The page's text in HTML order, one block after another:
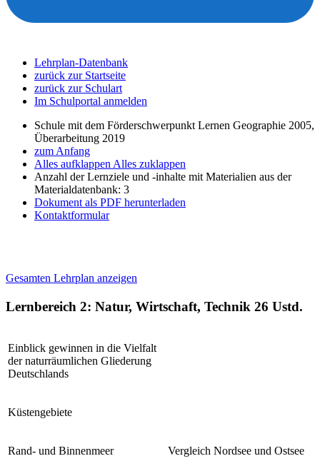
Lehrplan-Datenbank
zurück zur Startseite
zurück zur Schulart
Im Schulportal anmelden
Schule mit dem Förderschwerpunkt Lernen Geographie 2005,
Überarbeitung 2019
zum Anfang
Alles aufklappen Alles zuklappen
Anzahl der Lernziele und -inhalte mit Materialien aus der
Materialdatenbank: 3
Dokument als PDF herunterladen
Kontaktformular
Gesamten Lehrplan anzeigen
Lernbereich 2: Natur, Wirtschaft, Technik 26 Ustd.
Einblick gewinnen in die Vielfalt
der naturräumlichen Gliederung
Deutschlands
Küstengebiete
Rand- und Binnenmeer Vergleich Nordsee und Ostsee